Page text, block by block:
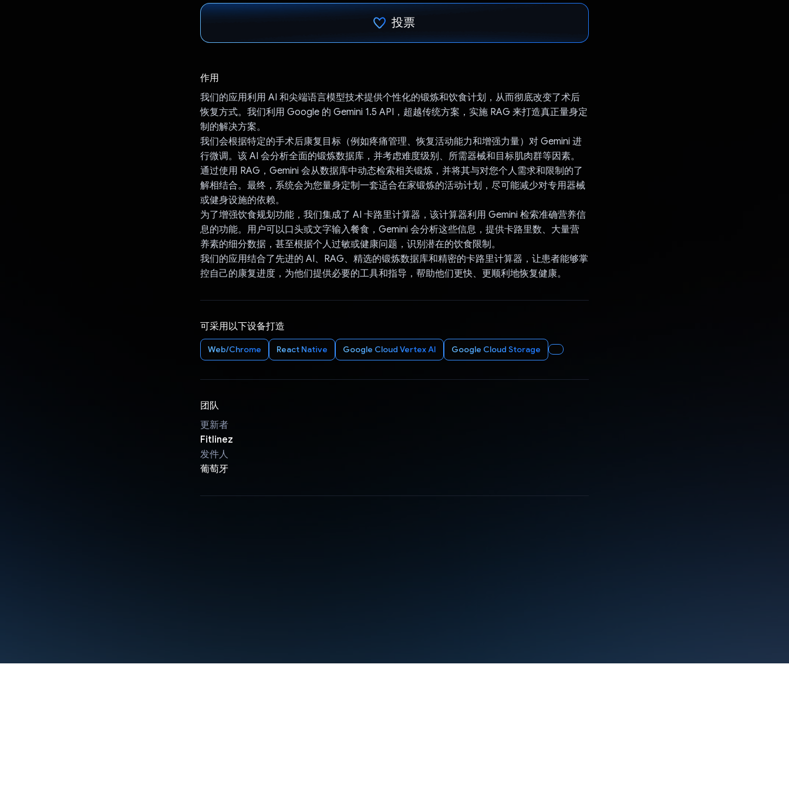
投票
作用
我们的应用利用 AI 和尖端语言模型技术提供个性化的锻炼和饮食计划，从而彻底改变了术后
恢复方式。我们利用 Google 的 Gemini 1.5 API，超越传统方案，实施 RAG 来打造真正量身定
制的解决方案。
我们会根据特定的手术后康复目标（例如疼痛管理、恢复活动能力和增强力量）对 Gemini 进
行微调。该 AI 会分析全面的锻炼数据库，并考虑难度级别、所需器械和目标肌肉群等因素。
通过使用 RAG，Gemini 会从数据库中动态检索相关锻炼，并将其与对您个人需求和限制的了
解相结合。最终，系统会为您量身定制一套适合在家锻炼的活动计划，尽可能减少对专用器械
或健身设施的依赖。
为了增强饮食规划功能，我们集成了 AI 卡路里计算器，该计算器利用 Gemini 检索准确营养信
息的功能。用户可以口头或文字输入餐食，Gemini 会分析这些信息，提供卡路里数、大量营
养素的细分数据，甚至根据个人过敏或健康问题，识别潜在的饮食限制。
我们的应用结合了先进的 AI、RAG、精选的锻炼数据库和精密的卡路里计算器，让患者能够掌
控自己的康复进度，为他们提供必要的工具和指导，帮助他们更快、更顺利地恢复健康。
可采用以下设备打造
Web/Chrome React Native Google Cloud Vertex AI Google Cloud Storage
团队
更新者
Fitlinez
发件人
葡萄牙